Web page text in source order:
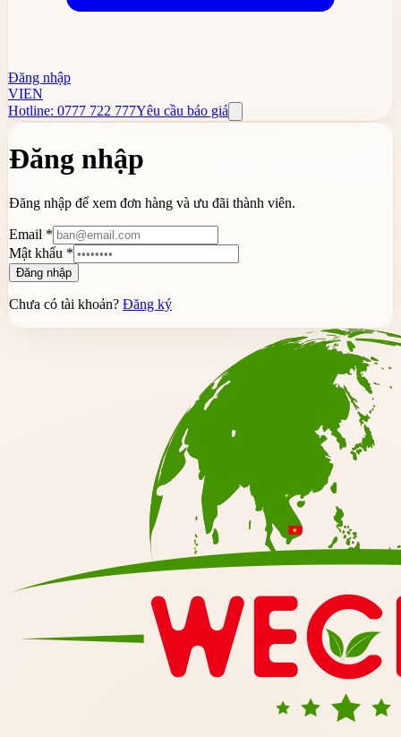
Đăng nhập
VIEN
Hotline: 0777 722 777Yêu cầu báo giá
Đăng nhập
Đăng nhập để xem đơn hàng và ưu đãi thành viên.
Email *
Mật khẩu *
Đăng nhập
Chưa có tài khoản? Đăng ký